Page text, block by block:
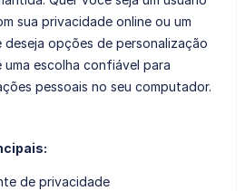
sua privacidade online ou um
deseja opções de personalização
uma escolha confiável para
pessoais no seu computador.
de privacidade